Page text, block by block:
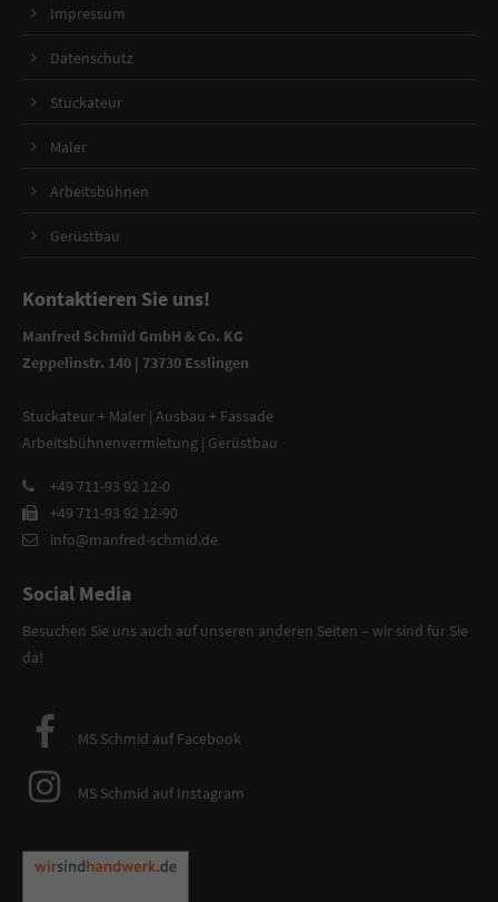
Impressum
Datenschutz
Stuckateur
Maler
Arbeitsbühnen
Gerüstbau
Kontaktieren Sie uns!
Manfred Schmid GmbH & Co. KG
Zeppelinstr. 140 | 73730 Esslingen
Stuckateur + Maler | Ausbau + Fassade
Arbeitsbühnenvermietung | Gerüstbau
+49 711-93 92 12-0
+49 711-93 92 12-90
info@manfred-schmid.de
Social Media
Besuchen Sie uns auch auf unseren anderen Seiten – wir sind für Sie
da!
MS Schmid auf Facebook
MS Schmid auf Instagram